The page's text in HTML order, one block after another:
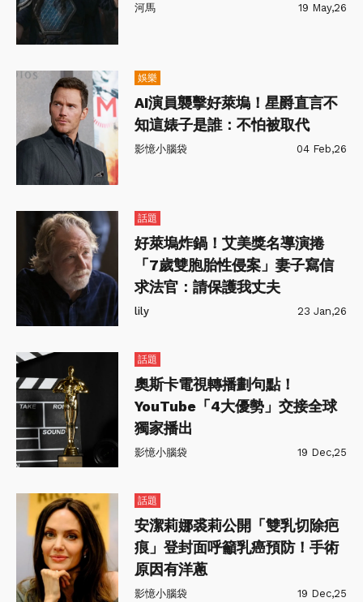
河馬 19 May,26
娛樂
AI演員襲擊好萊塢！星爵直言不
知這婊子是誰：不怕被取代
影憶小腦袋 04 Feb,26
話題
好萊塢炸鍋！艾美獎名導演捲
「7歲雙胞胎性侵案」妻子寫信
求法官：請保護我丈夫
lily 23 Jan,26
話題
奧斯卡電視轉播劃句點！
YouTube「4大優勢」交接全球
獨家播出
影憶小腦袋 19 Dec,25
話題
安潔莉娜裘莉公開「雙乳切除疤
痕」登封面呼籲乳癌預防！手術
原因有洋蔥
影憶小腦袋 19 Dec,25